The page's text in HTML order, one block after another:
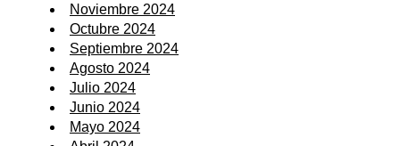
Noviembre 2024
Octubre 2024
Septiembre 2024
Agosto 2024
Julio 2024
Junio 2024
Mayo 2024